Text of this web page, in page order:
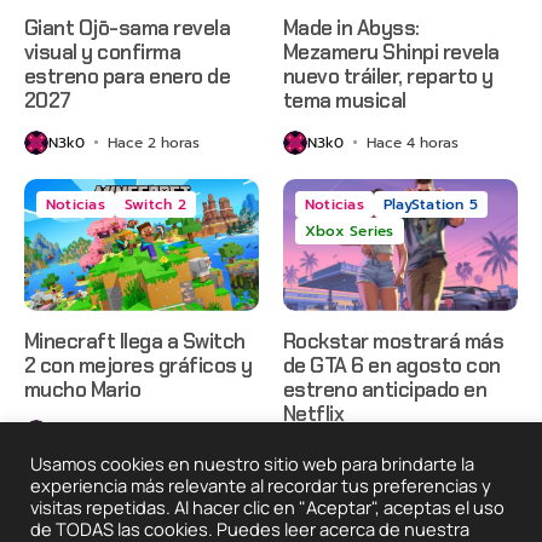
Giant Ojō-sama revela
visual y confirma
estreno para enero de
2027
N3k0 Hace 2 horas
Made in Abyss:
Mezameru Shinpi revela
nuevo tráiler, reparto y
tema musical
N3k0 Hace 4 horas
Noticias Switch 2
Minecraft llega a Switch
2 con mejores gráficos y
mucho Mario
Noticias
PlayStation 5
Xbox Series
Rockstar mostrará más
de GTA 6 en agosto con
estreno anticipado en
Netflix
N3k0 Hace 1 día
Usamos cookies en nuestro sitio web para brindarte la
experiencia más relevante al recordar tus preferencias y
visitas repetidas. Al hacer clic en "Aceptar", aceptas el uso
de TODAS las cookies. Puedes leer acerca de nuestra